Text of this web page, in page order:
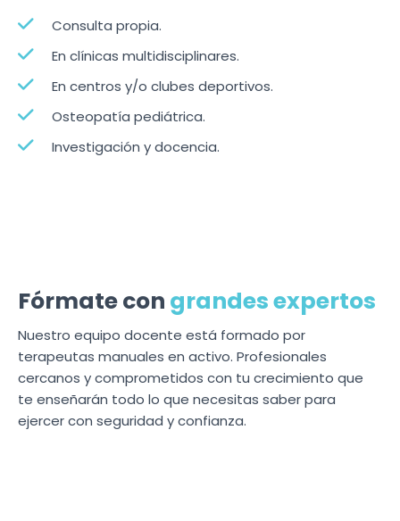
Consulta propia.
En clínicas multidisciplinares.
En centros y/o clubes deportivos.
Osteopatía pediátrica.
Investigación y docencia.
Fórmate con grandes expertos
Nuestro equipo docente está formado por
terapeutas manuales en activo. Profesionales
cercanos y comprometidos con tu crecimiento que
te enseñarán todo lo que necesitas saber para
ejercer con seguridad y confianza.